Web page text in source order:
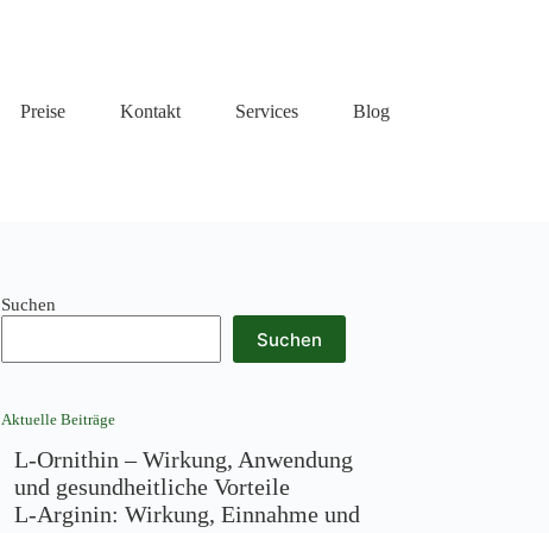
Preise Kontakt Services Blog
Suchen
Suchen
Aktuelle Beiträge
L-Ornithin – Wirkung, Anwendung
und gesundheitliche Vorteile
L-Arginin: Wirkung, Einnahme und